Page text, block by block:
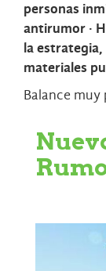
personas
antirumor ·
la estrategia,
materiales
Balance